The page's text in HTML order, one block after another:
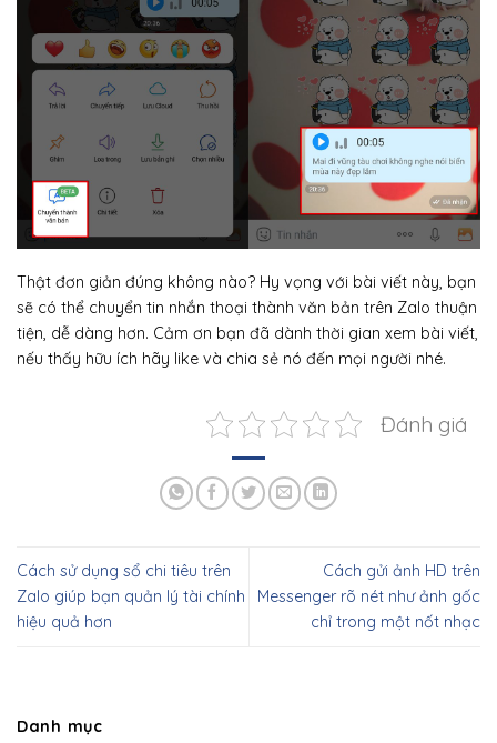
Thật đơn giản đúng không nào? Hy vọng với bài viết này, bạn
sẽ có thể chuyển tin nhắn thoại thành văn bản trên Zalo thuận
tiện, dễ dàng hơn. Cảm ơn bạn đã dành thời gian xem bài viết,
nếu thấy hữu ích hãy like và chia sẻ nó đến mọi người nhé.
Đánh giá
Cách sử dụng sổ chi tiêu trên
Zalo giúp bạn quản lý tài chính
hiệu quả hơn
Cách gửi ảnh HD trên
Messenger rõ nét như ảnh gốc
chỉ trong một nốt nhạc
Danh mục